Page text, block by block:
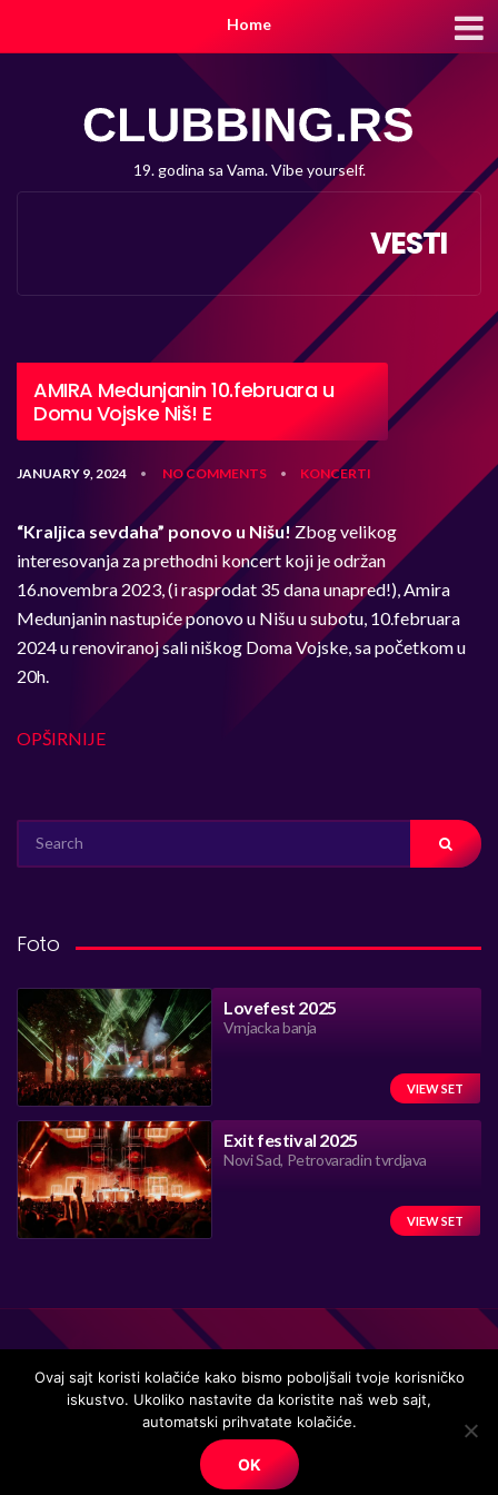
Home
19. godina sa Vama. Vibe yourself.
VESTI
AMIRA Medunjanin 10.februara u
Domu Vojske Niš! E
JANUARY 9, 2024 • NO COMMENTS • KONCERTI
“Kraljica sevdaha” ponovo u Nišu!Zbog velikog
interesovanja za prethodni koncert koji je održan
16.novembra 2023, (i rasprodat 35 dana unapred!), Amira
Medunjanin nastupiće ponovo u Nišu u subotu, 10.februara
2024 u renoviranoj sali niškog Doma Vojske, sa početkom u
20h.
OPŠIRNIJE
FOR:
Foto
Lovefest 2025
Vrnjacka banja
VIEW SET
Exit festival 2025
Novi Sad, Petrovaradin tvrdjava
VIEW SET
Handmade in Serbia 15 years ago, while listening to the great
© Copyright. All right reserved.
Ovaj sajt koristi kolačiće kako bismo poboljšali tvoje korisničko
iskustvo. Ukoliko nastavite da koristite naš web sajt,
automatski prihvatate kolačiće.
OK